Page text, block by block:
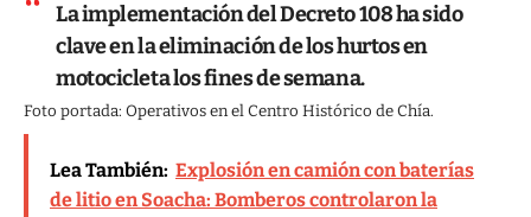
La implementación del Decreto 108 ha sido
clave en la eliminación de los hurtos en
motocicleta los fines de semana.
Foto portada: Operativos en el Centro Histórico de Chía.
Lea También: Explosión en camión con baterías
de litio en Soacha: Bomberos controlaron la